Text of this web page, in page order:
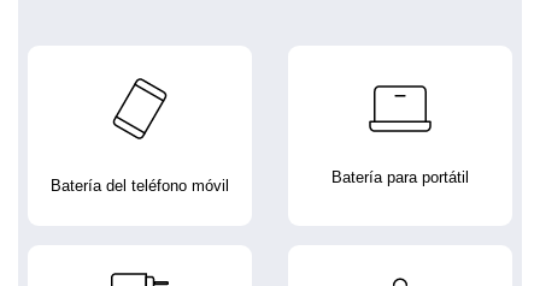
Batería del teléfono móvil Batería para portátil